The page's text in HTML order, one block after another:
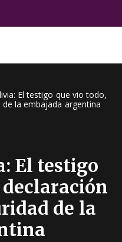
Viral
El testigo que vio todo,
la embajada argentina
El testigo
de la